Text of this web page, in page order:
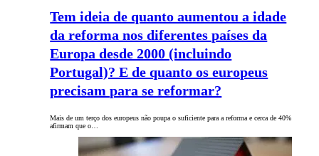
Tem ideia de quanto aumentou a idade
da reforma nos diferentes países da
Europa desde 2000 (incluindo
Portugal)? E de quanto os europeus
precisam para se reformar?
Mais de um terço dos europeus não poupa o suficiente para a reforma e cerca de 40%
afirmam que o…